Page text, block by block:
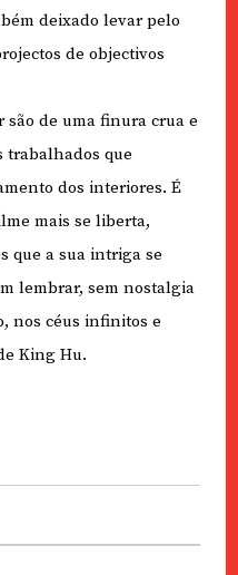
deixado levar pelo
de objectivos
são de uma finura crua e
trabalhados que
dos interiores. É
mais se liberta,
que a sua intriga se
lembrar, sem nostalgia
nos céus infinitos e
King Hu.